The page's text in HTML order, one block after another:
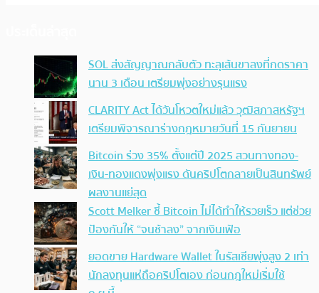
SOL ส่งสัญญาณกลับตัว ทะลุเส้นขาลงที่กดราคา
นาน 3 เดือน เตรียมพุ่งอย่างรุนแรง
CLARITY Act ได้วันโหวตใหม่แล้ว วุฒิสภาสหรัฐฯ
เตรียมพิจารณาร่างกฎหมายวันที่ 15 กันยายน
Bitcoin ร่วง 35% ตั้งแต่ปี 2025 สวนทางทอง-
เงิน-ทองแดงพุ่งแรง ดันคริปโตกลายเป็นสินทรัพย์
ผลงานแย่สุด
Scott Melker ชี้ Bitcoin ไม่ได้ทำให้รวยเร็ว แต่ช่วย
ป้องกันให้ “จนช้าลง” จากเงินเฟ้อ
ยอดขาย Hardware Wallet ในรัสเซียพุ่งสูง 2 เท่า
นักลงทุนแห่ถือคริปโตเอง ก่อนกฎใหม่เริ่มใช้